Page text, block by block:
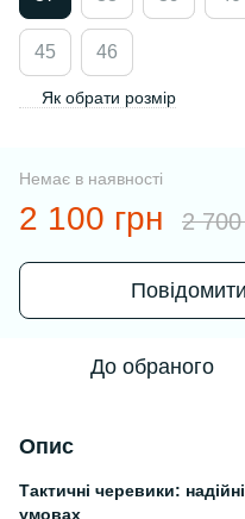
45 46
Як обрати розмір
Немає в наявності
2 100 грн 2 700
До обраного
Опис
Тактичні черевики:
умовах